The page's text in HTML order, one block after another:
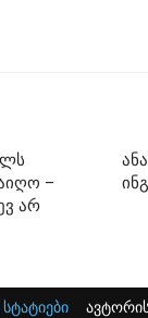
–
არ
სტატიები